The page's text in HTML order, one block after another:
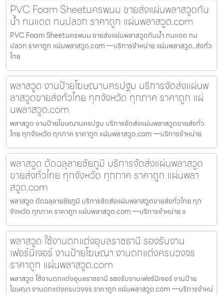
PVC Foam Sheetนครพนม ขายส่งแผ่นพลาสวูดกัน
น้ำ ทนแดด ทนปลวก ราคาถูก แผ่นพลาสวูด.com
PVC Foam Sheetนครพนม ขายส่งแผ่นพลาสวูดกันน้ำ ทนแดด ทน
ปลวก ราคาถูก แผ่นพลาสวูด.com —บริการจำหน่าย แผ่นพลาสวูด, ส่งทั่ว
ไทย
พลาสวูด งานป้ายโฆษณานครปฐม บริการจัดส่งแผ่นพ
ลาสวูดขายส่งทั่วไทย ทุกจังหวัด ทุกภาค ราคาถูก แผ่
นพลาสวูด.com
พลาสวูด งานป้ายโฆษณานครปฐม บริการจัดส่งแผ่นพลาสวูดขายส่งทั่ว
ไทย ทุกจังหวัด ทุกภาค ราคาถูก แผ่นพลาสวูด.com —บริการจำหน่าย
พลาสวูด ตัดฉลุลายชัยภูมิ บริการจัดส่งแผ่นพลาสวูด
ขายส่งทั่วไทย ทุกจังหวัด ทุกภาค ราคาถูก แผ่นพลา
สวูด.com
พลาสวูด ตัดฉลุลายชัยภูมิ บริการจัดส่งแผ่นพลาสวูดขายส่งทั่วไทย ทุก
จังหวัด ทุกภาค ราคาถูก แผ่นพลาสวูด.com —บริการจำหน่าย แ
พลาสวูด ใช้งานตกแต่งอุบลราชธานี รองรับงาน
เฟอร์นิเจอร์ งานป้ายโฆษณา งานตกแต่งครบวงจร
ราคาถูก แผ่นพลาสวูด.com
พลาสวูด ใช้งานตกแต่งอุบลราชธานี รองรับงานเฟอร์นิเจอร์ งานป้าย
โฆษณา งานตกแต่งครบวงจร ราคาถูก แผ่นพลาสวูด.com —บริการจำหน่